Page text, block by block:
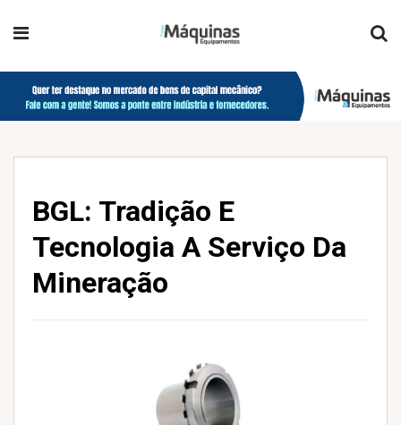
BGL: Tradição E
Tecnologia A Serviço Da
Mineração